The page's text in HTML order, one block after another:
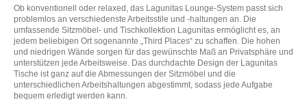
Ob konventionell oder relaxed, das Lagunitas Lounge-System passt sich
problemlos an verschiedenste Arbeitsstile und -haltungen an. Die
umfassende Sitzmöbel- und Tischkollektion Lagunitas ermöglicht es, an
jedem beliebigen Ort sogenannte „Third Places“ zu schaffen. Die hohen
und niedrigen Wände sorgen für das gewünschte Maß an Privatsphäre und
unterstützen jede Arbeitsweise. Das durchdachte Design der Lagunitas
Tische ist ganz auf die Abmessungen der Sitzmöbel und die
unterschiedlichen Arbeitshaltungen abgestimmt, sodass jede Aufgabe
bequem erledigt werden kann.